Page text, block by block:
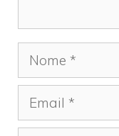
Nome
Email